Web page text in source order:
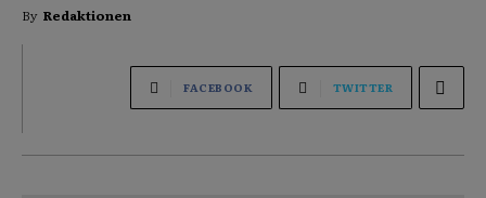
By Redaktionen
FACEBOOK TWITTER